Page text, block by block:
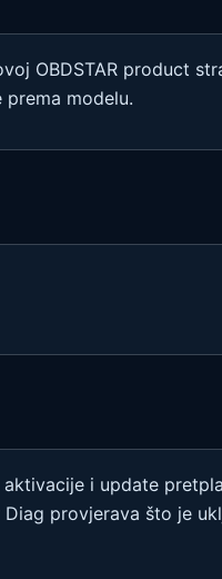
OBDSTAR product
modelu.
i update
provjerava što je